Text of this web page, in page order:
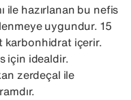
ile hazırlanan bu nefis
uygundur. 15
karbonhidrat içerir.
için idealdir.
zerdeçal ile